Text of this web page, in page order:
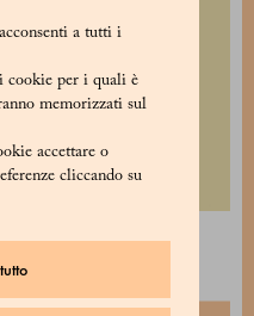
a tutti i
cookie per i quali è
memorizzati sul
accettare o
cliccando su